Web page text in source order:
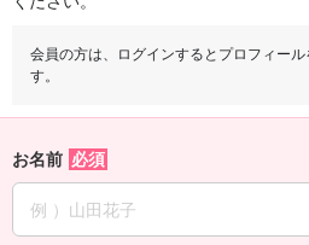
会員の方は、ログインするとプロフィール
す。
お名前